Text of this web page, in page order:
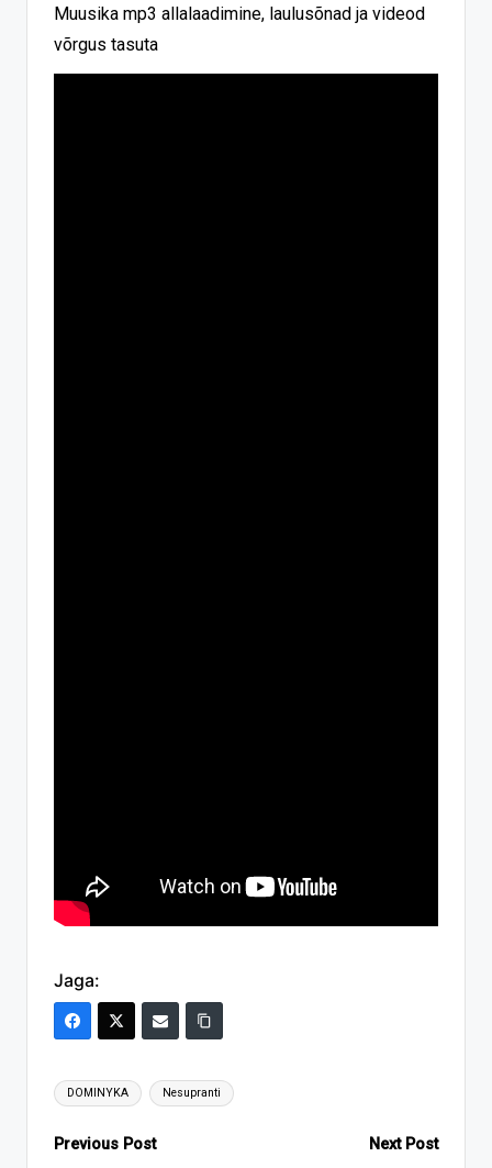
Muusika mp3 allalaadimine, laulusõnad ja videod
võrgus tasuta
Jaga:
Tags:
DOMINYKA Nesupranti
Post
Previous Post Next Post